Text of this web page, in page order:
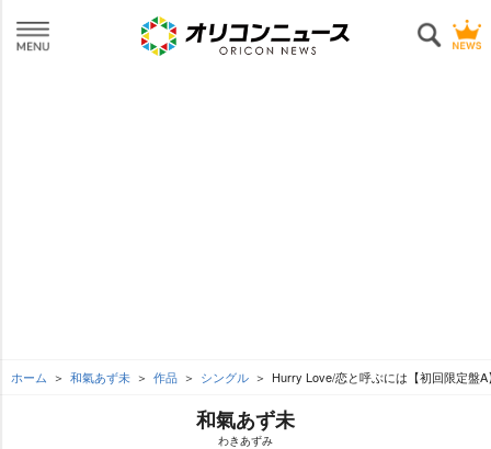
ホーム 和氣あず未 作品 シングル Hurry Love/恋と呼ぶには【初回限定盤A
和氣あず未
わきあずみ